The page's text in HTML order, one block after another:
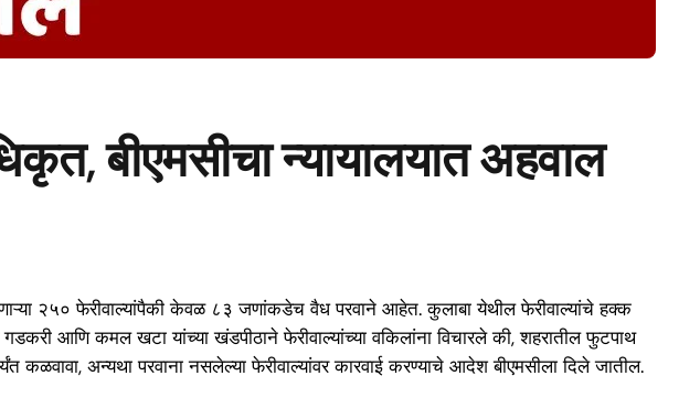
बीएमसीचा न्यायालयात अहवाल
२५० फेरीवाल्यांपैकी केवळ ८३ जणांकडेच वैध परवाने आहेत. कुलाबा येथील फेरीवाल्यांचे हक्क
आणि कमल खटा यांच्या खंडपीठाने फेरीवाल्यांच्या वकिलांना विचारले की, शहरातील फुटपाथ
कळवावा, अन्यथा परवाना नसलेल्या फेरीवाल्यांवर कारवाई करण्याचे आदेश बीएमसीला दिले जातील.